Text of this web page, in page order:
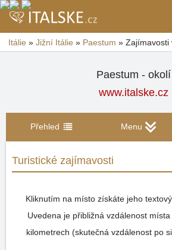
Itálie » Jižní Itálie » Paestum » Zajímavosti
Paestum - okolí
www.italske.cz
Přehled Menu
Turistické zajímavosti
Kliknutím na místo získáte jeho
Uvedena je přibližná vzdálenost
kilometrech (skutečná vzdálenost po